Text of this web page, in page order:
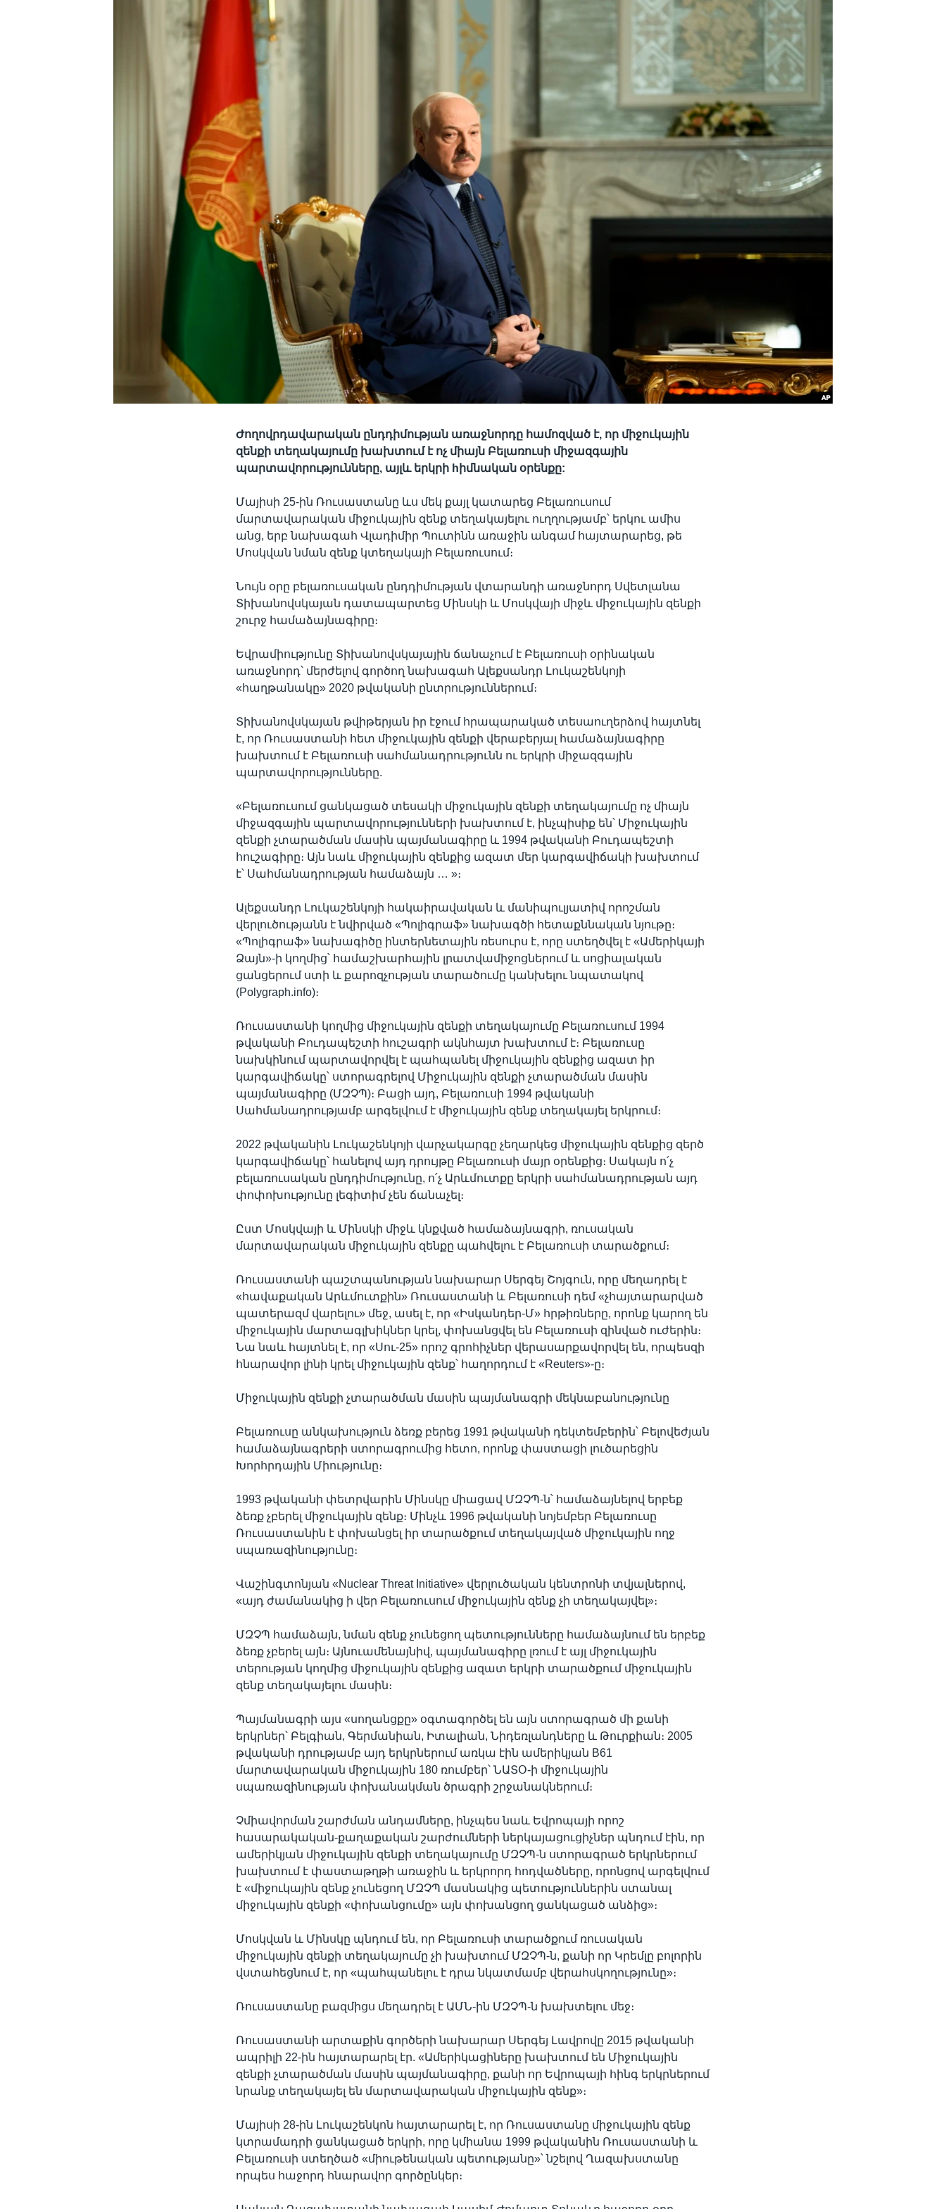
Ժողովրդավարական ընդդիմության առաջնորդը համոզված է, որ միջուկային
զենքի տեղակայումը խախտում է ոչ միայն Բելառուսի միջազգային
պարտավորությունները, այլև երկրի hիմնական օրենքը:
Մայիսի 25-ին Ռուսաստանը ևս մեկ քայլ կատարեց Բելառուսում
մարտավարական միջուկային զենք տեղակայելու ուղղությամբ՝ երկու ամիս
անց, երբ նախագահ Վլադիմիր Պուտինն առաջին անգամ հայտարարեց, թե
Մոսկվան նման զենք կտեղակայի Բելառուսում։
Նույն օրը բելառուսական ընդդիմության վտարանդի առաջնորդ Սվետլանա
Տիխանովսկայան դատապարտեց Մինսկի և Մոսկվայի միջև միջուկային զենքի
շուրջ համաձայնագիրը։
Եվրամիությունը Տիխանովսկայային ճանաչում է Բելառուսի օրինական
առաջնորդ՝ մերժելով գործող նախագահ Ալեքսանդր Լուկաշենկոյի
«հաղթանակը» 2020 թվականի ընտրություններում։
Տիխանովսկայան թվիթերյան իր էջում հրապարակած տեսաուղերձով հայտնել
է, որ Ռուսաստանի հետ միջուկային զենքի վերաբերյալ համաձայնագիրը
խախտում է Բելառուսի սահմանադրությունն ու երկրի միջազգային
պարտավորությունները.
«Բելառուսում ցանկացած տեսակի միջուկային զենքի տեղակայումը ոչ միայն
միջազգային պարտավորությունների խախտում է, ինչպիսիք են՝ Միջուկային
զենքի չտարածման մասին պայմանագիրը և 1994 թվականի Բուդապեշտի
հուշագիրը։ Այն նաև միջուկային զենքից ազատ մեր կարգավիճակի խախտում
է՝ Սահմանադրության համաձայն … »։
Ալեքսանդր Լուկաշենկոյի հակաիրավական և մանիպուլյատիվ որոշման
վերլուծությանն է նվիրված «Պոլիգրաֆ» նախագծի հետաքննական նյութը։
«Պոլիգրաֆ» նախագիծը ինտերնետային ռեսուրս է, որը ստեղծվել է «Ամերիկայի
Ձայն»-ի կողմից՝ համաշխարհային լրատվամիջոցներում և սոցիալական
ցանցերում ստի և քարոզչության տարածումը կանխելու նպատակով
(Polygraph.info)։
Ռուսաստանի կողմից միջուկային զենքի տեղակայումը Բելառուսում 1994
թվականի Բուդապեշտի հուշագրի ակնհայտ խախտում է։ Բելառուսը
նախկինում պարտավորվել է պահպանել միջուկային զենքից ազատ իր
կարգավիճակը՝ ստորագրելով Միջուկային զենքի չտարածման մասին
պայմանագիրը (ՄԶՉՊ)։ Բացի այդ, Բելառուսի 1994 թվականի
Սահմանադրությամբ արգելվում է միջուկային զենք տեղակայել երկրում։
2022 թվականին Լուկաշենկոյի վարչակարգը չեղարկեց միջուկային զենքից զերծ
կարգավիճակը՝ հանելով այդ դրույթը Բելառուսի մայր օրենքից։ Սակայն ո՛չ
բելառուսական ընդդիմությունը, ո՛չ Արևմուտքը երկրի սահմանադրության այդ
փոփոխությունը լեգիտիմ չեն ճանաչել։
Ըստ Մոսկվայի և Մինսկի միջև կնքված համաձայնագրի, ռուսական
մարտավարական միջուկային զենքը պահվելու է Բելառուսի տարածքում։
Ռուսաստանի պաշտպանության նախարար Սերգեյ Շոյգուն, որը մեղադրել է
«հավաքական Արևմուտքին» Ռուսաստանի և Բելառուսի դեմ «չհայտարարված
պատերազմ վարելու» մեջ, ասել է, որ «Իսկանդեր-Մ» հրթիռները, որոնք կարող են
միջուկային մարտագլխիկներ կրել, փոխանցվել են Բելառուսի զինված ուժերին։
Նա նաև հայտնել է, որ «Սու-25» որոշ գրոհիչներ վերասարքավորվել են, որպեսզի
հնարավոր լինի կրել միջուկային զենք՝ հաղորդում է «Reuters»-ը։
Միջուկային զենքի չտարածման մասին պայմանագրի մեկնաբանությունը
Բելառուսը անկախություն ձեռք բերեց 1991 թվականի դեկտեմբերին՝ Բելովեժյան
համաձայնագրերի ստորագրումից հետո, որոնք փաստացի լուծարեցին
Խորհրդային Միությունը։
1993 թվականի փետրվարին Մինսկը միացավ ՄԶՉՊ-ն՝ համաձայնելով երբեք
ձեռք չբերել միջուկային զենք։ Մինչև 1996 թվականի նոյեմբեր Բելառուսը
Ռուսաստանին է փոխանցել իր տարածքում տեղակայված միջուկային ողջ
սպառազինությունը։
Վաշինգտոնյան «Nuclear Threat Initiative» վերլուծական կենտրոնի տվյալներով,
«այդ ժամանակից ի վեր Բելառուսում միջուկային զենք չի տեղակայվել»։
ՄԶՉՊ համաձայն, նման զենք չունեցող պետությունները համաձայնում են երբեք
ձեռք չբերել այն։ Այնուամենայնիվ, պայմանագիրը լռում է այլ միջուկային
տերության կողմից միջուկային զենքից ազատ երկրի տարածքում միջուկային
զենք տեղակայելու մասին։
Պայմանագրի այս «սողանցքը» օգտագործել են այն ստորագրած մի քանի
երկրներ՝ Բելգիան, Գերմանիան, Իտալիան, Նիդեռլանդները և Թուրքիան։ 2005
թվականի դրությամբ այդ երկրներում առկա էին ամերիկյան B61
մարտավարական միջուկային 180 ռումբեր՝ ՆԱՏՕ-ի միջուկային
սպառազինության փոխանակման ծրագրի շրջանակներում։
Չմիավորման շարժման անդամները, ինչպես նաև Եվրոպայի որոշ
հասարակական-քաղաքական շարժումների ներկայացուցիչներ պնդում էին, որ
ամերիկյան միջուկային զենքի տեղակայումը ՄԶՉՊ-ն ստորագրած երկրներում
խախտում է փաստաթղթի առաջին և երկրորդ հոդվածները, որոնցով արգելվում
է «միջուկային զենք չունեցող ՄԶՉՊ մասնակից պետություններին ստանալ
միջուկային զենքի «փոխանցումը» այն փոխանցող ցանկացած անձից»։
Մոսկվան և Մինսկը պնդում են, որ Բելառուսի տարածքում ռուսական
միջուկային զենքի տեղակայումը չի խախտում ՄԶՉՊ-ն, քանի որ Կրեմլը բոլորին
վստահեցնում է, որ «պահպանելու է դրա նկատմամբ վերահսկողությունը»։
Ռուսաստանը բազմիցս մեղադրել է ԱՄՆ-ին ՄԶՉՊ-ն խախտելու մեջ։
Ռուսաստանի արտաքին գործերի նախարար Սերգեյ Լավրովը 2015 թվականի
ապրիլի 22-ին հայտարարել էր. «Ամերիկացիները խախտում են Միջուկային
զենքի չտարածման մասին պայմանագիրը, քանի որ Եվրոպայի հինգ երկրներում
նրանք տեղակայել են մարտավարական միջուկային զենք»։
Մայիսի 28-ին Լուկաշենկոն հայտարարել է, որ Ռուսաստանը միջուկային զենք
կտրամադրի ցանկացած երկրի, որը կմիանա 1999 թվականին Ռուսաստանի և
Բելառուսի ստեղծած «միութենական պետությանը»՝ նշելով Ղազախստանը
որպես հաջորդ հնարավոր գործընկեր։